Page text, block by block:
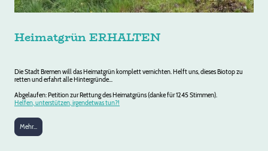
Heimatgrün ERHALTEN
Die Stadt Bremen will das Heimatgrün komplett vernichten. Helft uns, dieses Biotop zu
retten und erfahrt alle Hintergründe...
Abgelaufen: Petition zur Rettung des Heimatgrüns (danke für 1245 Stimmen).
Helfen, unterstützen, irgendetwas tun?!
Mehr...